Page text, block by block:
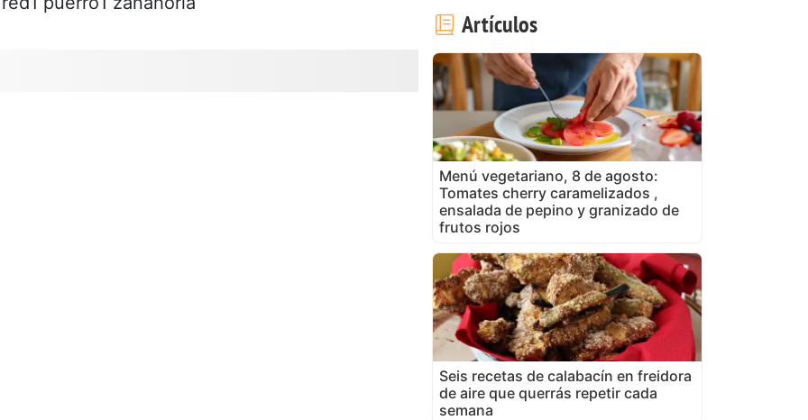
Artículos
Menú vegetariano, 8 de agosto:
Tomates cherry caramelizados ,
ensalada de pepino y granizado de
frutos rojos
Seis recetas de calabacín en freidora
de aire que querrás repetir cada
semana